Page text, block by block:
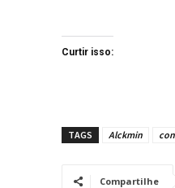
Curtir isso:
TAGS Alckmin
Compartilhe